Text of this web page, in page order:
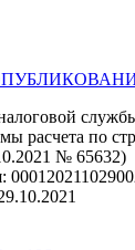
расчета по
№ 65632)